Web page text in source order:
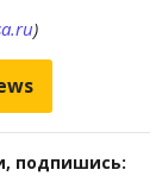
)
подпишись: